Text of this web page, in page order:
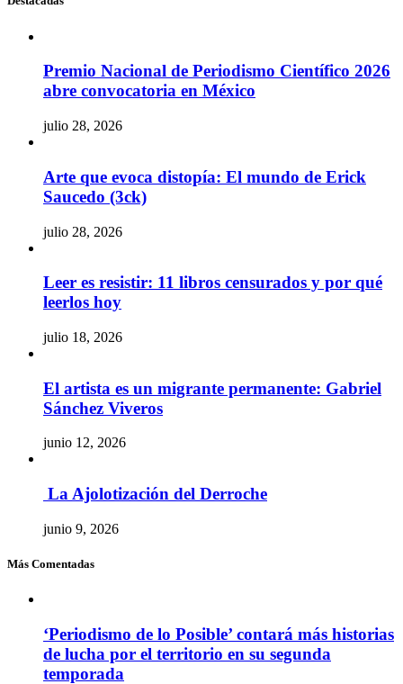
Premio Nacional de Periodismo Científico 2026
abre convocatoria en México
julio 28, 2026
Arte que evoca distopía: El mundo de Erick
Saucedo (3ck)
julio 28, 2026
Leer es resistir: 11 libros censurados y por qué
leerlos hoy
julio 18, 2026
El artista es un migrante permanente: Gabriel
Sánchez Viveros
junio 12, 2026
La Ajolotización del Derroche
junio 9, 2026
Más Comentadas
‘Periodismo de lo Posible’ contará más historias
de lucha por el territorio en su segunda
temporada